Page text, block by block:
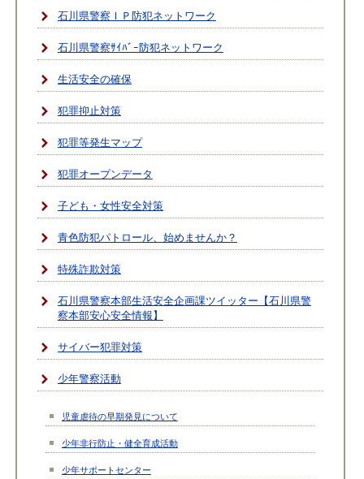
石川県警察ＩＰ防犯ネットワーク
石川県警察ｻｲﾊﾞｰ防犯ネットワーク
生活安全の確保
犯罪抑止対策
犯罪等発生マップ
犯罪オープンデータ
子ども・女性安全対策
青色防犯パトロール、始めませんか？
特殊詐欺対策
石川県警察本部生活安全企画課ツイッター【石川県警
察本部安心安全情報】
サイバー犯罪対策
少年警察活動
児童虐待の早期発見について
少年非行防止・健全育成活動
少年サポートセンター